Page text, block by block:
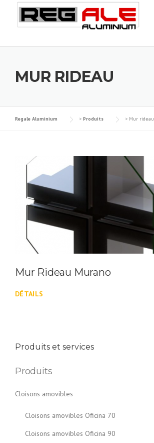
content
MUR RIDEAU
Regale Aluminium > Produits > Mur rideau
Mur Rideau Murano
DÉTAILS
Produits et services
Produits
Cloisons amovibles
Cloisons amovibles Oficina 70
Cloisons amovibles Oficina 90